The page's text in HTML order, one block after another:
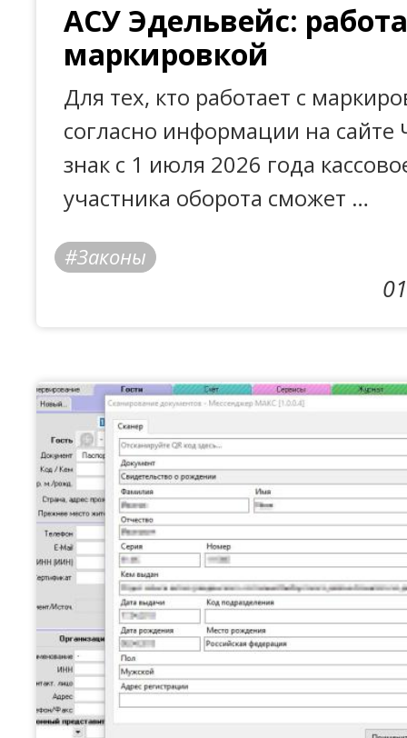
АСУ Эдельвейс:
маркировкой
Для тех, кто работает с
согласно информации на сайте
знак с 1 июля 2026 года
участника оборота сможет …
Законы